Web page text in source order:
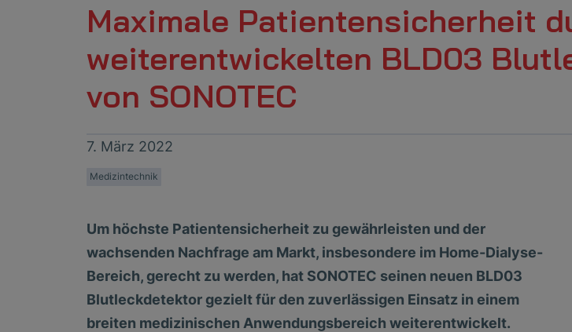
Maximale Patientensicherheit
weiterentwickelten BLD03
von SONOTEC
7. März 2022
Medizintechnik
Um höchste Patientensicherheit zu gewährleisten und der
wachsenden Nachfrage am Markt, insbesondere im Home-Dialyse-
Bereich, gerecht zu werden, hat SONOTEC seinen neuen BLD03
Blutleckdetektor gezielt für den zuverlässigen Einsatz in einem
breiten medizinischen Anwendungsbereich weiterentwickelt.